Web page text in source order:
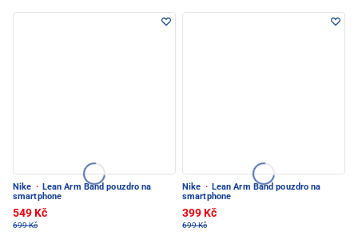
Nike · Lean Arm Band pouzdro na
smartphone
549 Kč
699 Kč
Nike · Lean Arm Band pouzdro na
smartphone
399 Kč
699 Kč